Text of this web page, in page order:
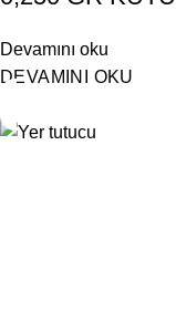
Devamını oku
DEVAMINI OKU